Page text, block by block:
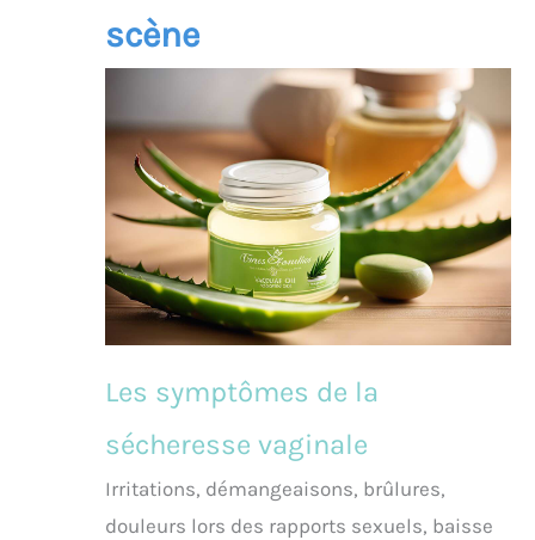
scène
Les symptômes de la
sécheresse vaginale
Irritations, démangeaisons, brûlures,
douleurs lors des rapports sexuels, baisse